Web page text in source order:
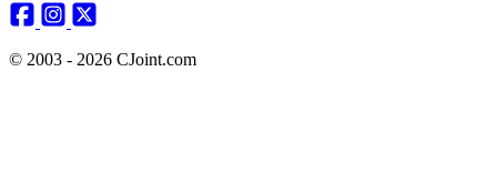
© 2003 - 2026 CJoint.com